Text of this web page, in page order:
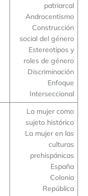
patriarcal
Androcentismo
Construcción
social del género
Estereotipos y
roles de género
Discriminación
Enfoque
Interseccional
La mujer como
sujeto histórico
La mujer en las
culturas
prehispánicas
España
Colonia
República